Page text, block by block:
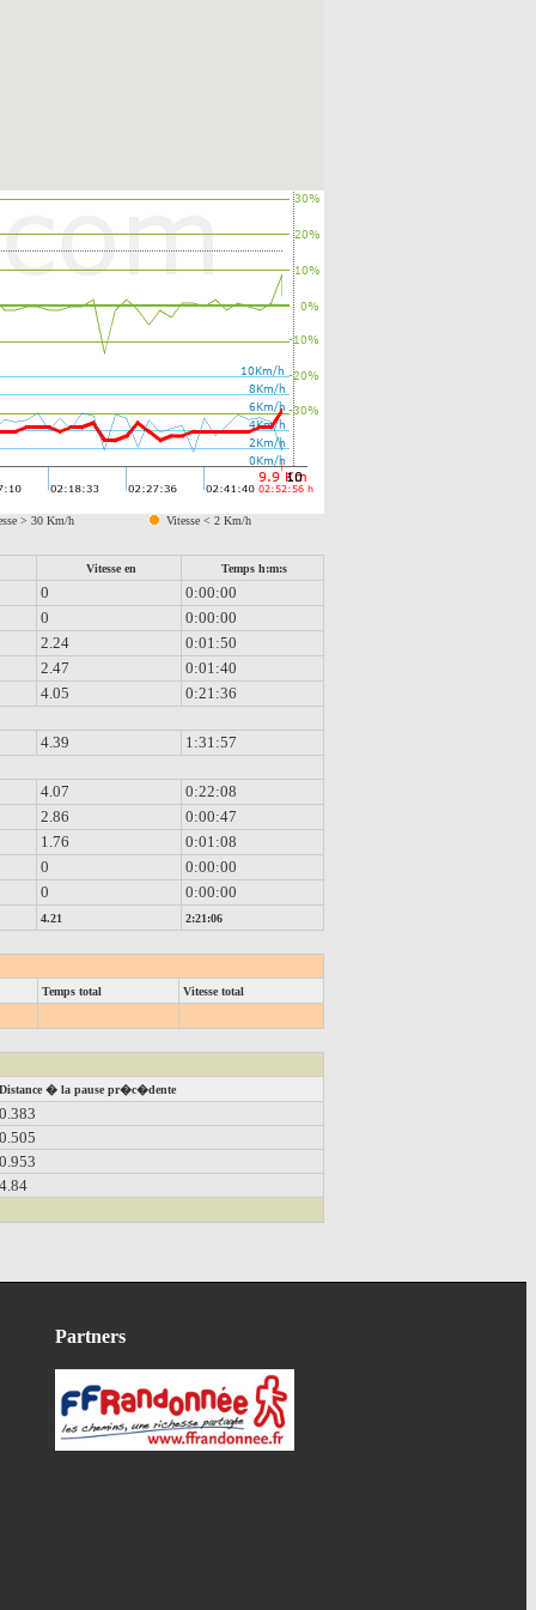
> 30 Km/h Vitesse < 2 Km/h
Vitesse en Temps h:m:s
0
0:00:00
0
0:00:00
2.24
0:01:50
2.47
0:01:40
4.05
0:21:36
4.39 1:31:57
4.07
0:22:08
2.86
0:00:47
1.76
0:01:08
0
0:00:00
0
0:00:00
4.21 2:21:06
Temps total Vitesse total
� la pause pr�c�dente
Partners